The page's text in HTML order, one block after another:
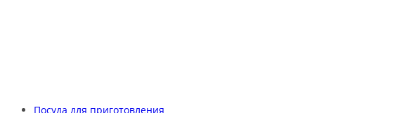
Посуда для приготовления